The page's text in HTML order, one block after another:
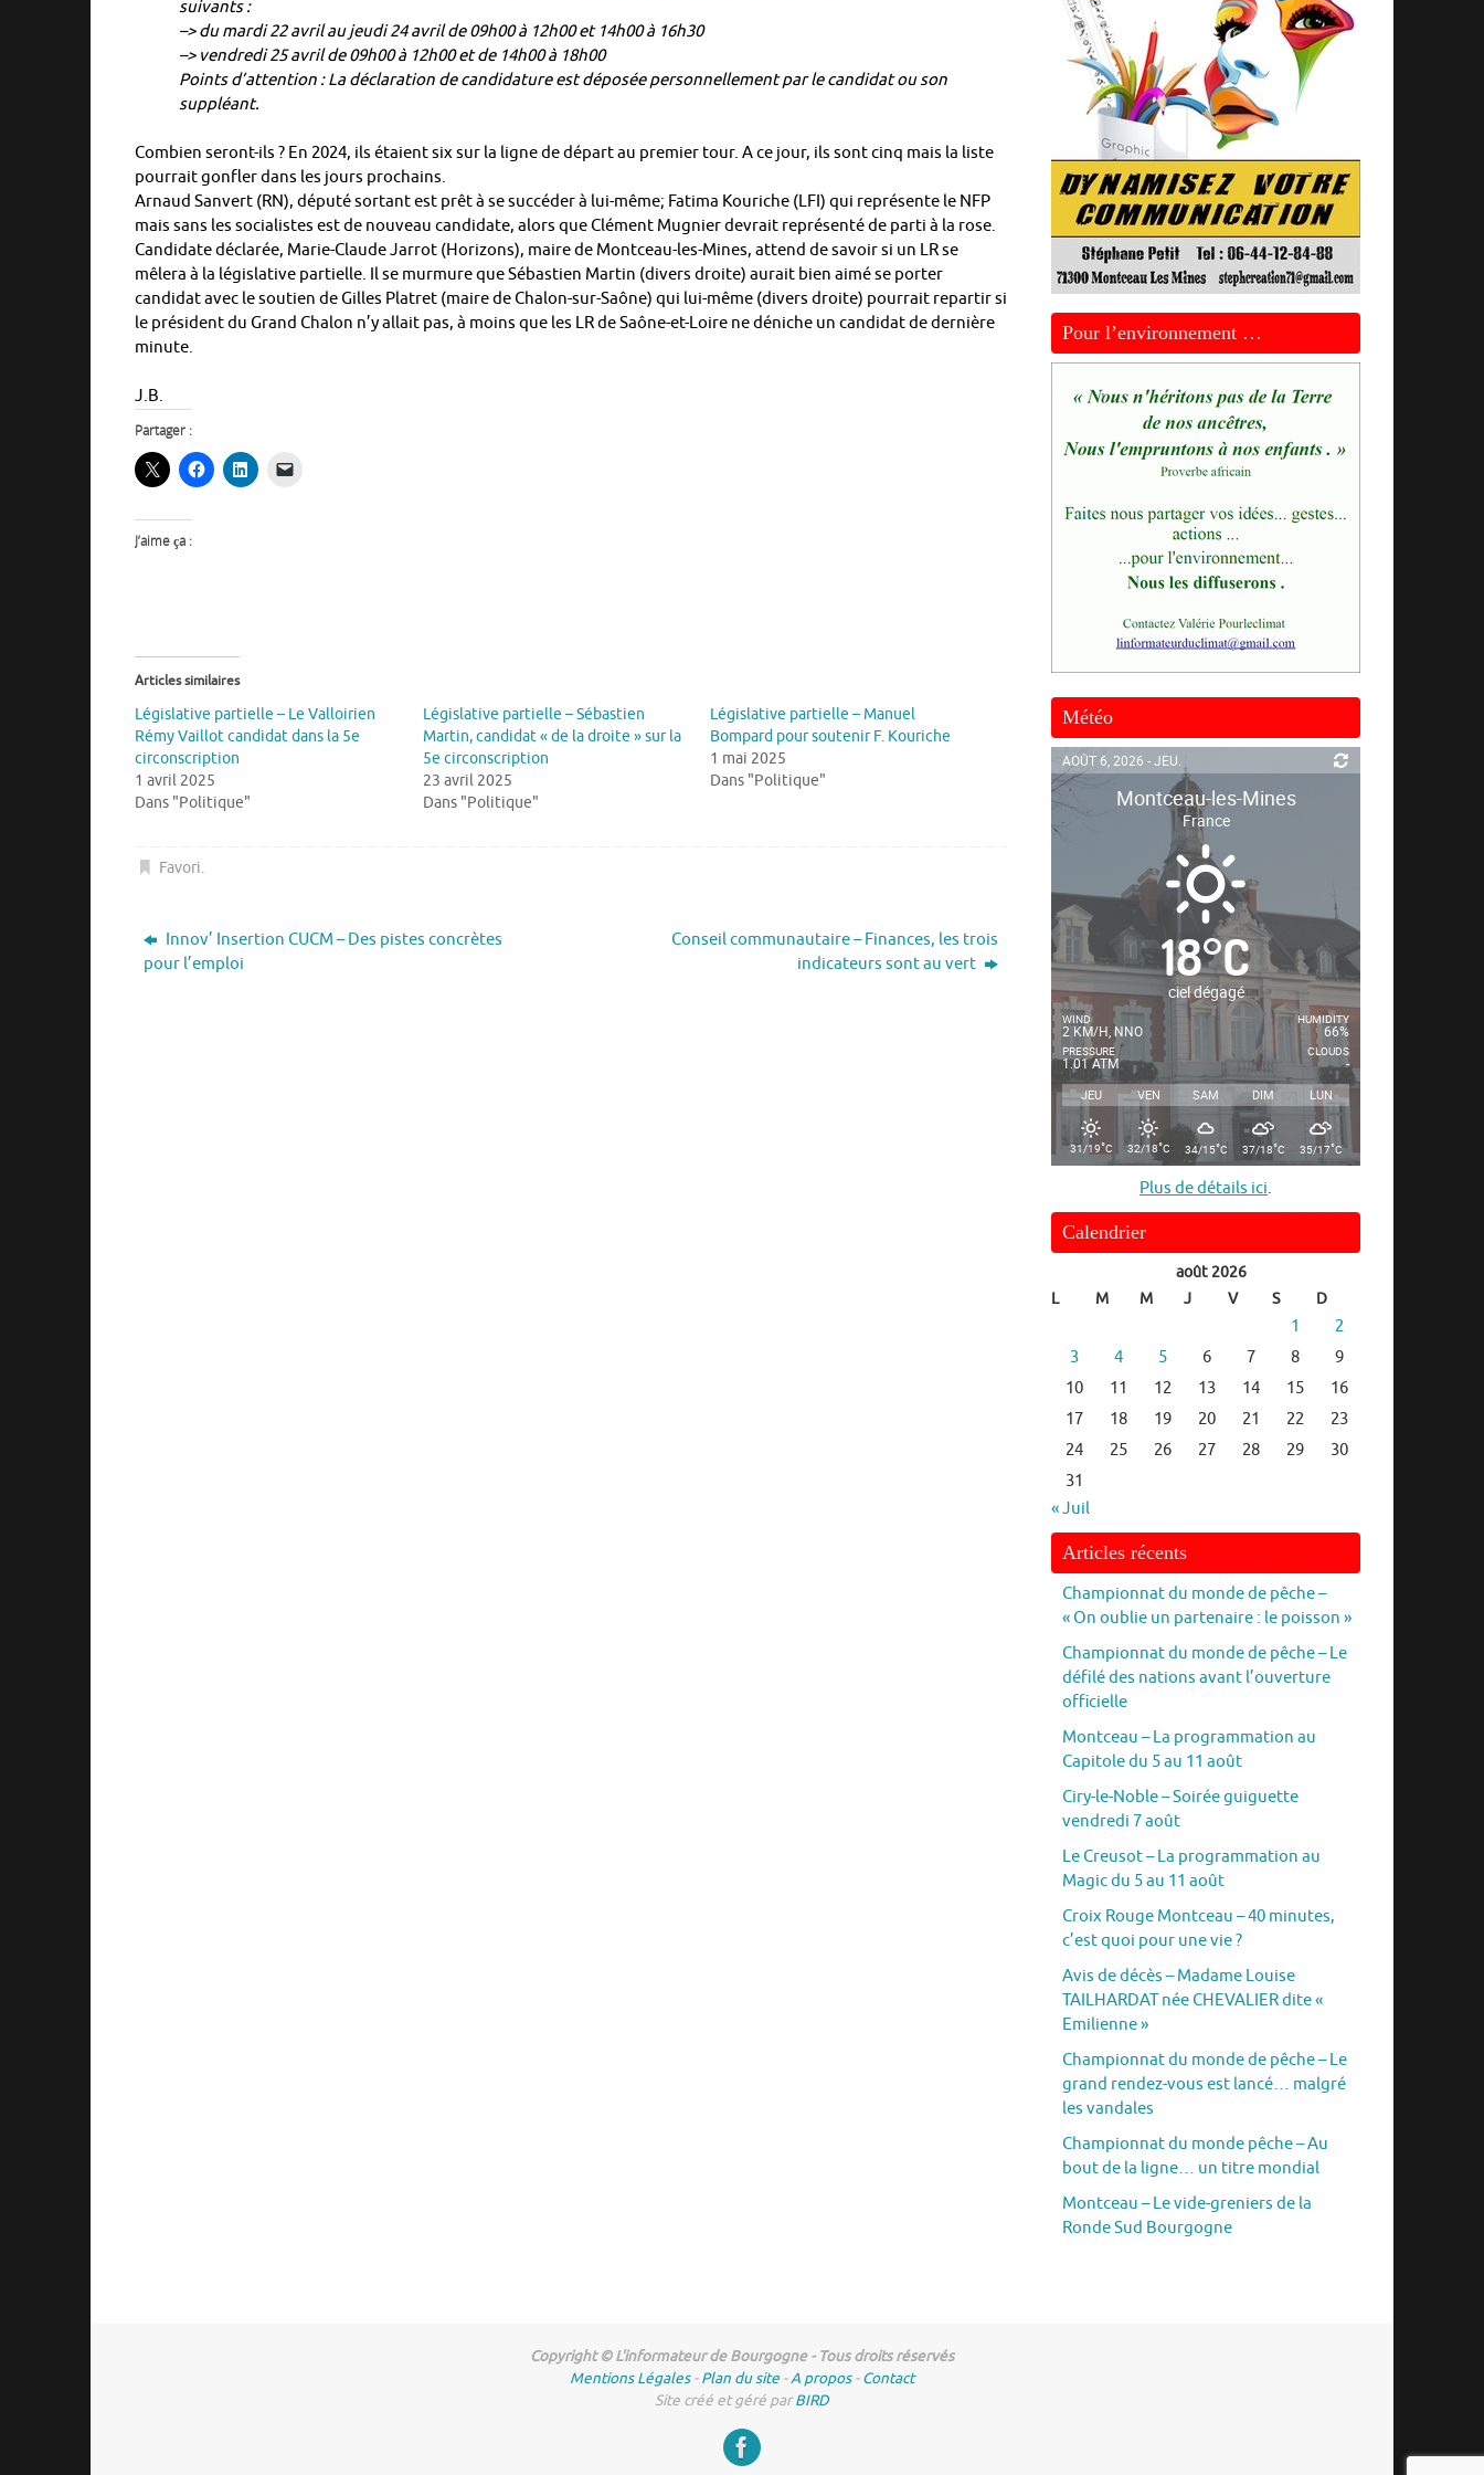
suivants :
–> du mardi 22 avril au jeudi 24 avril de 09h00 à 12h00 et 14h00 à 16h30
–> vendredi 25 avril de 09h00 à 12h00 et de 14h00 à 18h00
Points d’attention : La déclaration de candidature est déposée personnellement par le candidat ou son
suppléant.
Combien seront-ils ? En 2024, ils étaient six sur la ligne de départ au premier tour. A ce jour, ils sont cinq mais la liste
pourrait gonfler dans les jours prochains.
Arnaud Sanvert (RN), député sortant est prêt à se succéder à lui-même; Fatima Kouriche (LFI) qui représente le NFP
mais sans les socialistes est de nouveau candidate, alors que Clément Mugnier devrait représenté de parti à la rose.
Candidate déclarée, Marie-Claude Jarrot (Horizons), maire de Montceau-les-Mines, attend de savoir si un LR se
mêlera à la législative partielle. Il se murmure que Sébastien Martin (divers droite) aurait bien aimé se porter
candidat avec le soutien de Gilles Platret (maire de Chalon-sur-Saône) qui lui-même (divers droite) pourrait repartir si
le président du Grand Chalon n’y allait pas, à moins que les LR de Saône-et-Loire ne déniche un candidat de dernière
minute.
J.B.
Partager :
J’aime ça :
Articles similaires
Législative partielle – Le Valloirien
Rémy Vaillot candidat dans la 5e
circonscription
1 avril 2025
Dans "Politique"
Législative partielle – Sébastien
Martin, candidat « de la droite » sur la
5e circonscription
23 avril 2025
Dans "Politique"
Législative partielle – Manuel
Bompard pour soutenir F. Kouriche
1 mai 2025
Dans "Politique"
Favori.
Innov’ Insertion CUCM – Des pistes concrètes
pour l’emploi
Conseil communautaire – Finances, les trois
indicateurs sont au vert
Pour l’environnement …
Météo
AOÛT 6, 2026 - JEU.
Montceau-les-Mines
France
18°C
ciel dégagé
WIND
2 KM/H, NNO
PRESSURE
1.01 ATM
HUMIDITY
66%
CLOUDS
-
JEU VEN SAM DIM LUN
31/19°C 32/18°C 34/15°C 37/18°C 35/17°C
Plus de détails ici.
Calendrier
août 2026
L
M M J V S D
1
2
3
4 5 6 7 8
9
10
11 12 13 14 15
16
17
18 19 20 21 22
23
24
25 26 27 28 29
30
31
« Juil
Articles récents
Championnat du monde de pêche –
« On oublie un partenaire : le poisson »
Championnat du monde de pêche – Le
défilé des nations avant l’ouverture
officielle
Montceau – La programmation au
Capitole du 5 au 11 août
Ciry-le-Noble – Soirée guiguette
vendredi 7 août
Le Creusot – La programmation au
Magic du 5 au 11 août
Croix Rouge Montceau – 40 minutes,
c’est quoi pour une vie ?
Avis de décès – Madame Louise
TAILHARDAT née CHEVALIER dite «
Emilienne »
Championnat du monde de pêche – Le
grand rendez-vous est lancé… malgré
les vandales
Championnat du monde pêche – Au
bout de la ligne… un titre mondial
Montceau – Le vide-greniers de la
Ronde Sud Bourgogne
Copyright © L'informateur de Bourgogne - Tous droits réservés
Mentions Légales-Plan du site -A propos-Contact
Site créé et géré parBIRD